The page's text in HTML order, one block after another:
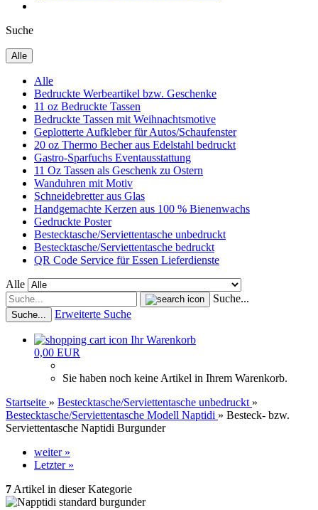
Suche
Alle
Alle
Bedruckte Werbeartikel bzw. Geschenke
11 oz Bedruckte Tassen
Bedruckte Tassen mit Weihnachtsmotive
Geplotterte Aufkleber für Autos/Schaufenster
20 oz Thermo Becher aus Edelstahl bedruckt
Gastro-Sparfuchs Eventausstattung
11 Oz Tassen als Geschenk zu Ostern
Wanduhren mit Motiv
Schneidebretter aus Glas
Handgemachte Kerzen aus 100 % Bienenwachs
Gedruckte Poster
Bestecktasche/Serviettentasche unbedruckt
Bestecktasche/Serviettentasche bedruckt
QR Code Service für Essen Lieferdienste
Alle
Suche...
Suche... Erweiterte Suche
Ihr Warenkorb
0,00 EUR
Sie haben noch keine Artikel in Ihrem Warenkorb.
Startseite » Bestecktasche/Serviettentasche unbedruckt »
Bestecktasche/Serviettentasche Modell Naptidi » Besteck- bzw.
Serviettentasche Naptidi Burgunder
weiter »
Letzter »
7 Artikel in dieser Kategorie